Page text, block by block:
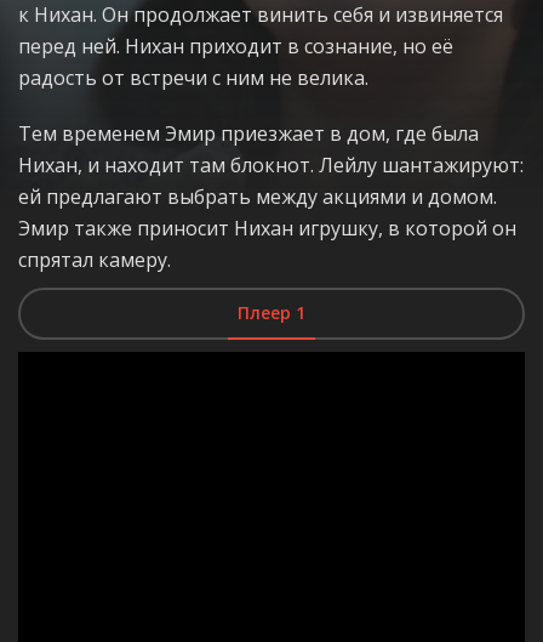
к Нихан. Он продолжает винить себя и извиняется
перед ней. Нихан приходит в сознание, но её
радость от встречи с ним не велика.
Тем временем Эмир приезжает в дом, где была
Нихан, и находит там блокнот. Лейлу шантажируют:
ей предлагают выбрать между акциями и домом.
Эмир также приносит Нихан игрушку, в которой он
спрятал камеру.
Плеер 1